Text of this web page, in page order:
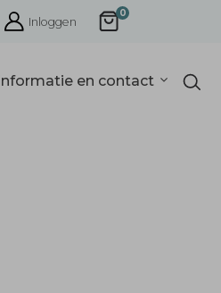
Inloggen
0
en contact